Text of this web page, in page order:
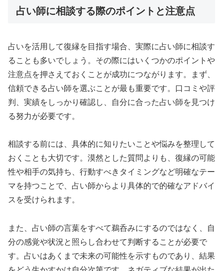
占い師に相談する際のポイントと注意点
占いを活用して復縁を目指す場合、実際に占い師に相談す
ることも多いでしょう。その際にはいくつかのポイントや
注意点を押さえておくことが成功につながります。まず、
信頼できる占い師を選ぶことが最も重要です。口コミや評
判、実績をしっかり確認し、自分に合った占い師を見つけ
る努力が必要です。
相談する前には、具体的に知りたいことや悩みを整理して
おくことも大切です。漠然とした質問よりも、復縁の可能
性や相手の気持ち、行動すべきタイミングなど明確なテー
マを持つことで、占い師からより具体的で的確なアドバイ
スを受けられます。
また、占い師の言葉をすべて鵜呑みにするのではなく、自
分の感覚や状況と照らし合わせて判断することが必要で
す。占いはあくまで未来の可能性を示すものであり、結果